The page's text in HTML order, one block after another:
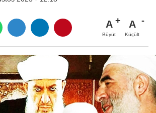
A
Büyüt
A
Küçült